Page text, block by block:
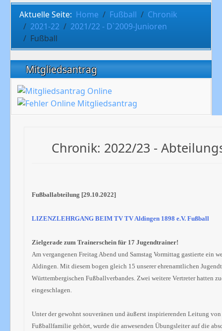
Aktuelle Seite: Home Fußball
Chronik
2021-22
2021/22 - D`2009-Junioren
Fußball
Mitgliedsantrag
Chronik: 2022/23 -
Fußballabteilung [29.10.2022]
LIZENZLEHRGANG BEIM TV TV Aldingen 1898 e.V. Fußball
Zielgerade zum Trainerschein für 17 Jugendtrainer!
Am vergangenen Freitag Abend und Samstag Vormittag gastierte ein
Aldingen. Mit diesem bogen gleich 15 unserer ehrenamtlichen
Württembergischen Fußballverbandes. Zwei weitere Vertreter hatten
eingeschlagen.
Unter der gewohnt souveränen und äußerst inspirierenden Leitung
Fußballfamilie gehört, wurde die anwesenden Übungsleiter auf die